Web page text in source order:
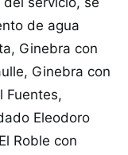
de agua
Ginebra con
Ginebra con
Fuentes,
Eleodoro
Roble con